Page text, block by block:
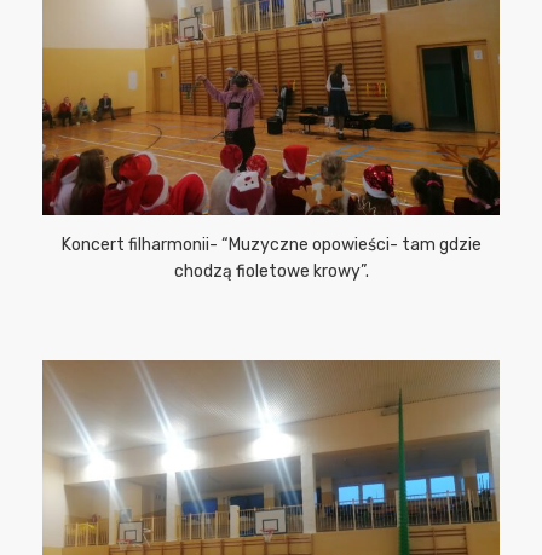
Koncert filharmonii- “Muzyczne opowieści- tam gdzie
chodzą fioletowe krowy”.